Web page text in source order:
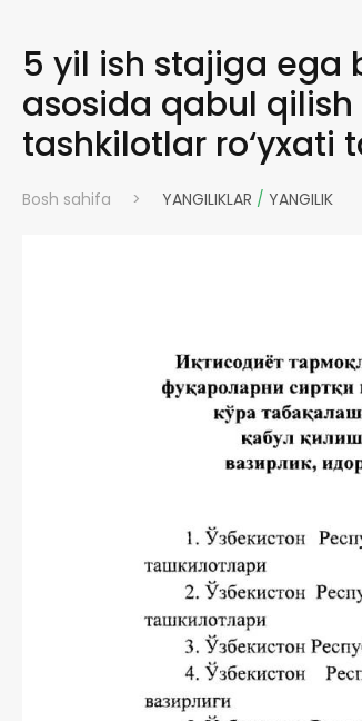
5 yil ish stajiga ega
asosida qabul
tashkilotlar ro‘yxati
Bosh sahifa > YANGILIKLAR / YANGILIK